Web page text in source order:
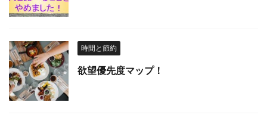
時間と節約
欲望優先度マップ！